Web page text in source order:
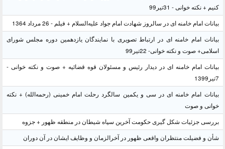
کنیم + نکته خوانی - 31تیر99
بیانات امام خامنه ای در سالروز شهادت امام جواد علیه‌السلام + فیلم - 26 مرداد 1364
بیانات امام خامنه ای در ارتباط تصویری با نمایندگان یازدهمین دوره مجلس شورای
اسلامی+ صوت و نکته خوانی- 22تیر99
بیانات امام خامنه ای در دیدار رئیس و مسئولان قوه قضائیه + صوت و نکته خوانی -
7تیر1399
بیانات امام خامنه ای در سی و یکمین سالگرد رحلت امام خمینی (رحمه‌الله) + نکته
خوانی و صوت
بررسی جزئیات شکل گیری حکومت آخرین سپاه شیطان در منطقه ظهور + جزوه
شأن و فضیلت منتظران واقعی ظهور در آخرالزمان و وظایف ایشان در آن دوران